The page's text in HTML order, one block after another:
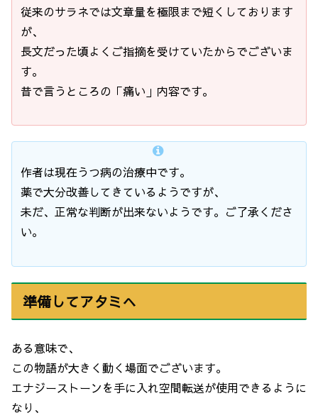
従来のサラネでは文章量を極限まで短くしております
が、
長文だった頃よくご指摘を受けていたからでございま
す。
昔で言うところの「痛い」内容です。
作者は現在うつ病の治療中です。
薬で大分改善してきているようですが、
未だ、正常な判断が出来ないようです。ご了承くださ
い。
準備してアタミへ
ある意味で、
この物語が大きく動く場面でございます。
エナジーストーンを手に入れ空間転送が使用できるように
なり、